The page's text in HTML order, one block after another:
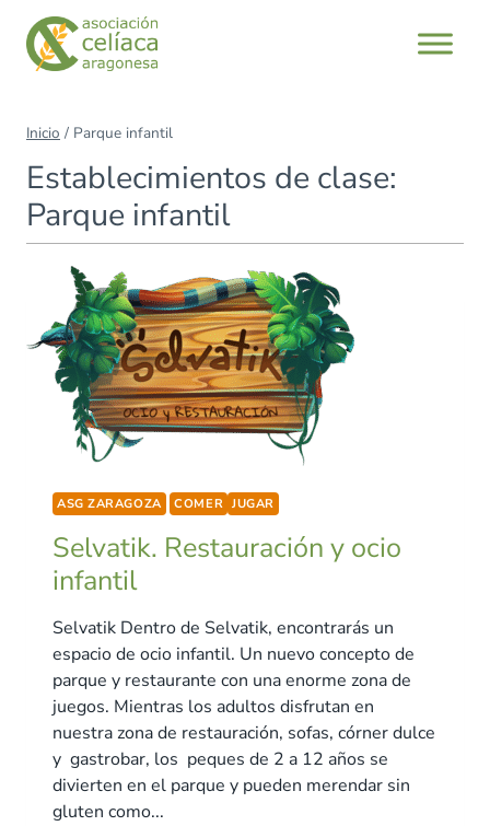
Saltar
contenido
Inicio / Parque infantil
Establecimientos de clase:
Parque infantil
ASG ZARAGOZA COMER JUGAR
Selvatik. Restauración y ocio
infantil
Selvatik Dentro de Selvatik, encontrarás un
espacio de ocio infantil. Un nuevo concepto de
parque y restaurante con una enorme zona de
juegos. Mientras los adultos disfrutan en
nuestra zona de restauración, sofas, córner dulce
y gastrobar, los peques de 2 a 12 años se
divierten en el parque y pueden merendar sin
gluten como...